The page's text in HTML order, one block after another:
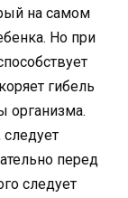
на самом
Но при
гибель
организма.
перед
следует